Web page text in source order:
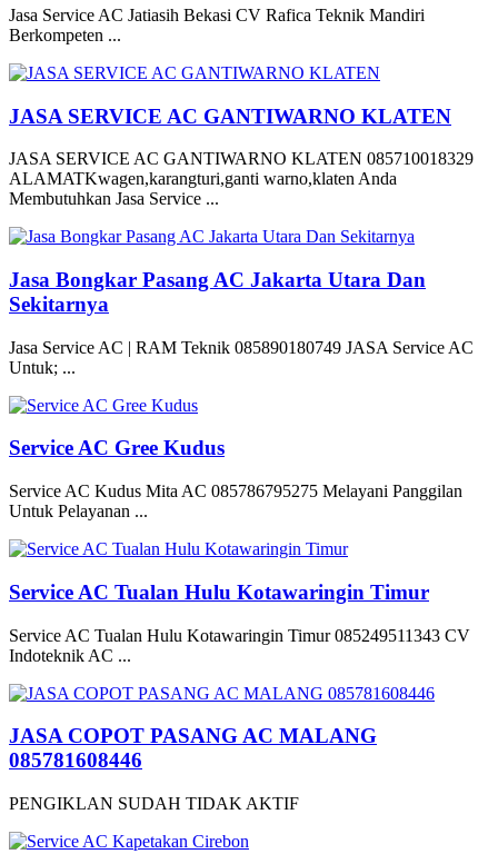
Jasa Service AC Jatiasih Bekasi CV Rafica Teknik Mandiri
Berkompeten ...
JASA SERVICE AC GANTIWARNO KLATEN
JASA SERVICE AC GANTIWARNO KLATEN 085710018329
ALAMATKwagen,karangturi,ganti warno,klaten Anda
Membutuhkan Jasa Service ...
Jasa Bongkar Pasang AC Jakarta Utara Dan
Sekitarnya
Jasa Service AC | RAM Teknik 085890180749 JASA Service AC
Untuk; ...
Service AC Gree Kudus
Service AC Kudus Mita AC 085786795275 Melayani Panggilan
Untuk Pelayanan ...
Service AC Tualan Hulu Kotawaringin Timur
Service AC Tualan Hulu Kotawaringin Timur 085249511343 CV
Indoteknik AC ...
JASA COPOT PASANG AC MALANG
085781608446
PENGIKLAN SUDAH TIDAK AKTIF